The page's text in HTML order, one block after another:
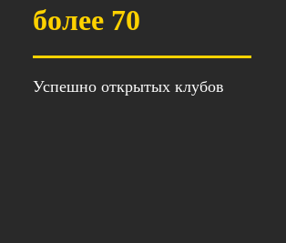
более 70
Успешно открытых клубов